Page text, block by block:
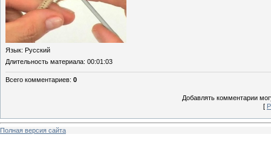
Язык: Русский
Длительность материала: 00:01:03
Всего комментариев: 0
Добавлять комментарии
[
Полная версия сайта